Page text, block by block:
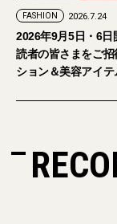
試着フェス®︎」に
年秋冬ファッ
題】